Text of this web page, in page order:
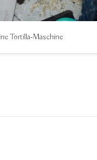
Tortilla-Maschine